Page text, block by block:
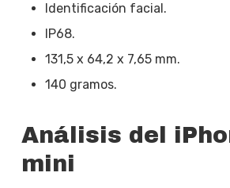
Identificación facial.
IP68.
131,5 x 64,2 x 7,65 mm.
140 gramos.
Análisis del
mini